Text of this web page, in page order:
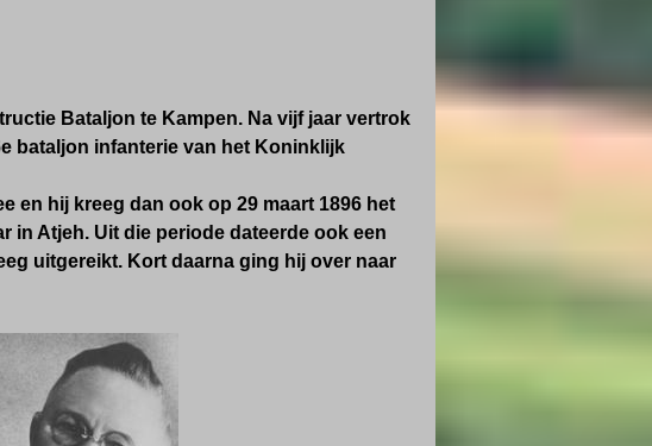
Bataljon te Kampen. Na vijf jaar vertrok
bataljon infanterie van het Koninklijk
en hij kreeg dan ook op 29 maart 1896 het
in Atjeh. Uit die periode dateerde ook een
uitgereikt. Kort daarna ging hij over naar